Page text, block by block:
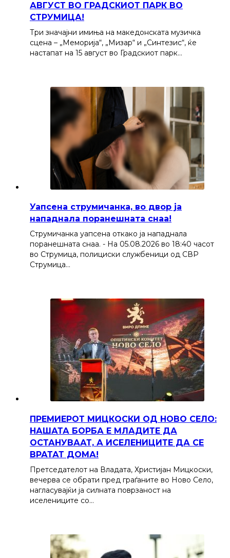
АВГУСТ ВО ГРАДСКИОТ ПАРК ВО
СТРУМИЦА!
Три значајни имиња на македонската музичка
сцена – „Меморија“, „Мизар“ и „Синтезис“, ќе
настапат на 15 август во Градскиот парк…
Уапсена струмичанка, во двор ја
нападнала поранешната снаа!
Струмичанка уапсена откако ја нападнала
поранешната снаа. - На 05.08.2026 во 18:40 часот
во Струмица, полициски службеници од СВР
Струмица…
ПРЕМИЕРОТ МИЦКОСКИ ОД НОВО СЕЛО:
НАШАТА БОРБА Е МЛАДИТЕ ДА
ОСТАНУВААТ, А ИСЕЛЕНИЦИТЕ ДА СЕ
ВРАТАТ ДОМА!
Претседателот на Владата, Христијан Мицкоски,
вечерва се обрати пред граѓаните во Ново Село,
нагласувајќи ја силната поврзаност на
иселениците со…